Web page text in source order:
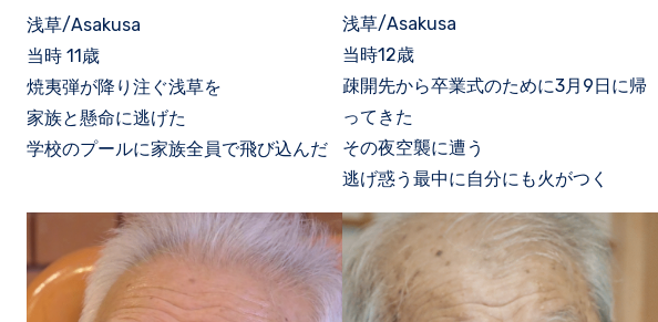
浅草/Asakusa
当時 11歳
焼夷弾が降り注ぐ浅草を
家族と懸命に逃げた
学校のプールに家族全員で飛び込んだ
浅草/Asakusa
当時12歳
疎開先から卒業式のために3月9日に帰
ってきた
その夜空襲に遭う
逃げ惑う最中に自分にも火がつく